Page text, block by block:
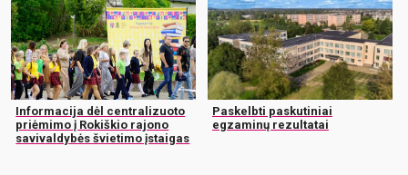
Informacija dėl centralizuoto
priėmimo į Rokiškio rajono
savivaldybės švietimo įstaigas
Paskelbti paskutiniai
egzaminų rezultatai